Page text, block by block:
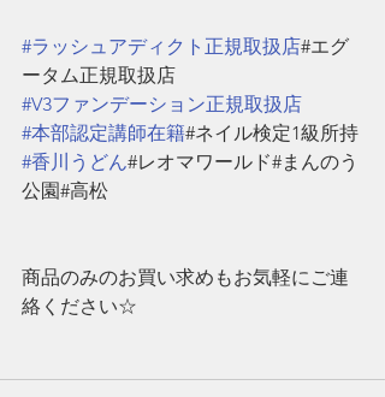
#ラッシュアディクト正規取扱店#エグ
ータム正規取扱店
#V3ファンデーション正規取扱店
#本部認定講師在籍#ネイル検定1級所持
#香川うどん#レオマワールド#まんのう
公園#高松
商品のみのお買い求めもお気軽にご連
絡ください☆